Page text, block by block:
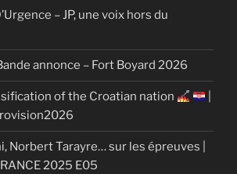
– JP, une voix hors du
annonce – Fort Boyard 2026
of the Croatian nation
Norbert Tarayre… sur les épreuves |
2025 E05